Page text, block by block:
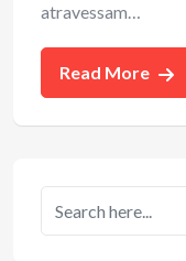
atravessam…
Read More